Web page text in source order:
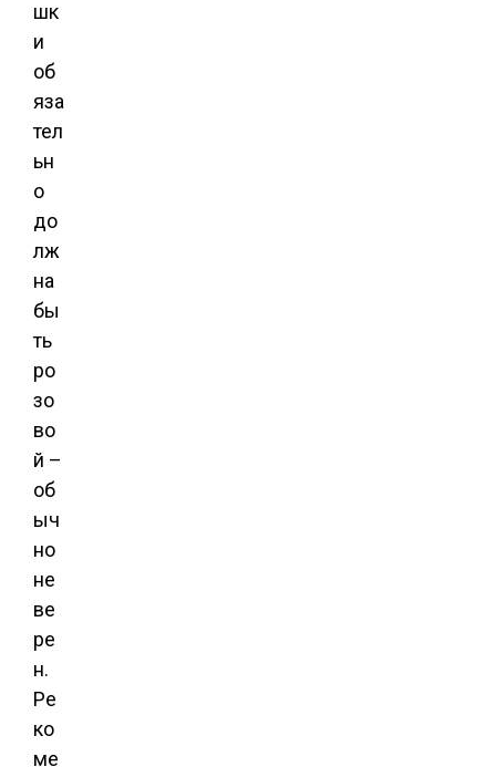
шк
и
об
яза
тел
ьн
о
до
лж
на
бы
ть
ро
зо
во
й –
об
ыч
но
не
ве
ре
н.
Ре
ко
ме